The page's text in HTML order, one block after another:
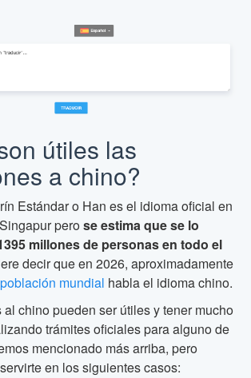
útiles las
a chino?
Estándar o Han es el idioma oficial en
perose estima que se lo
millones de personas en todo el
decir que en 2026, aproximadamente
población mundial habla el idioma chino.
chino pueden ser útiles y tener mucho
trámites oficiales para alguno de
mencionado más arriba, pero
en los siguientes casos: